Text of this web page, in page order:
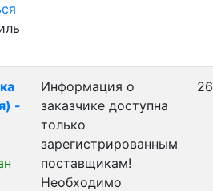
-
Информация о
заказчике доступна
только
зарегистрированным
поставщикам!
Необходимо